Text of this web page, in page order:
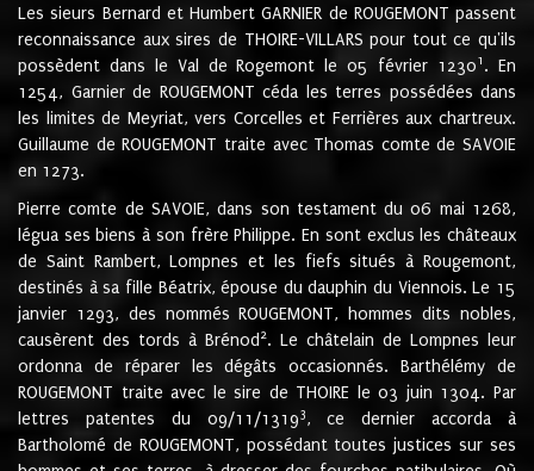
Les sieurs Bernard et Humbert GARNIER de ROUGEMONT passent
reconnaissance aux sires de THOIRE-VILLARS pour tout ce qu'ils
possèdent dans le Val de Rogemont le 05 février 12301 . En
1254, Garnier de ROUGEMONT céda les terres possédées dans
les limites de Meyriat, vers Corcelles et Ferrières aux chartreux.
Guillaume de ROUGEMONT traite avec Thomas comte de SAVOIE
en 1273.
Pierre comte de SAVOIE, dans son testament du 06 mai 1268,
légua ses biens à son frère Philippe. En sont exclus les châteaux
de Saint Rambert, Lompnes et les fiefs situés à Rougemont,
destinés à sa fille Béatrix, épouse du dauphin du Viennois. Le 15
janvier 1293, des nommés ROUGEMONT, hommes dits nobles,
causèrent des tords à Brénod 2. Le châtelain de Lompnes leur
ordonna de réparer les dégâts occasionnés. Barthélémy de
ROUGEMONT traite avec le sire de THOIRE le 03 juin 1304. Par
lettres patentes du 09/11/13193, ce dernier accorda à
Bartholomé de ROUGEMONT, possédant toutes justices sur ses